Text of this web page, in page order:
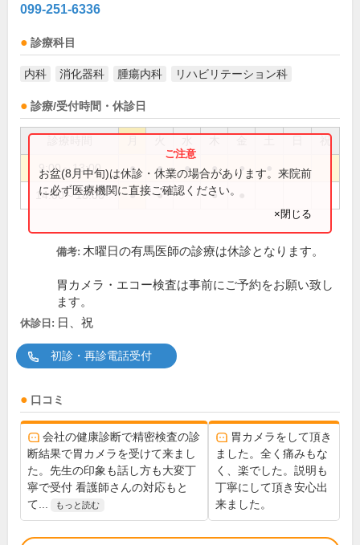
099-251-6336
診療科目
内科 消化器科 腫瘍内科 リハビリテーション科
診療/受付時間・休診日
祝
9:00～13:00 ● ● ● ● ●
14:00～18:00 ● ● ●
お盆(8月中旬)は休診・休業の場合があります。来院前
に必ず医療機関に直接ご確認ください。
×閉じる
備考: 木曜日の有馬医師の診療は休診となります。
胃カメラ・エコー検査は事前にご予約をお願い致し
ます。
休診日: 日、祝
初診・再診電話受付
口コミ
会社の健康診断で精密検査の診
断結果で胃カメラを受けて来まし
た。先生の印象も話し方も大変丁
寧で受付 看護師さんの対応もと
て...
もっと読む
胃カメラをして頂き
ました。全く痛みもな
く、楽でした。説明も
丁寧にして頂き安心出
来ました。